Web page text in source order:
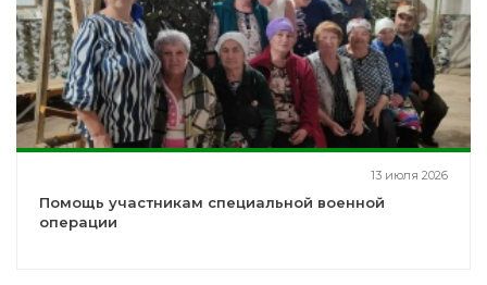
13 июля 2026
Помощь участникам специальной военной
операции